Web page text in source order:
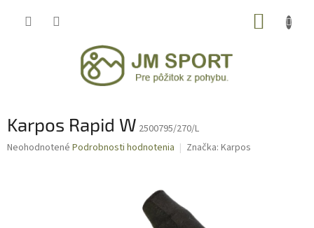
Karpos Rapid W 2500795/270/L
Priemerné
Neohodnotené Podrobnosti hodnotenia Značka: Karpos